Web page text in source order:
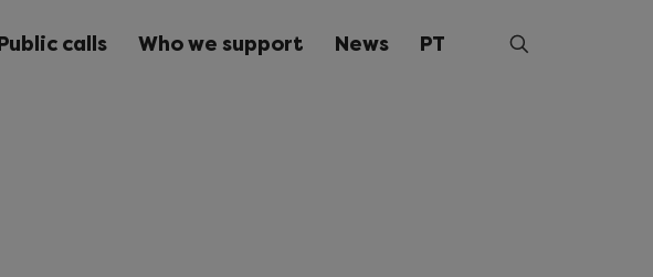
Public calls Who we support News PT